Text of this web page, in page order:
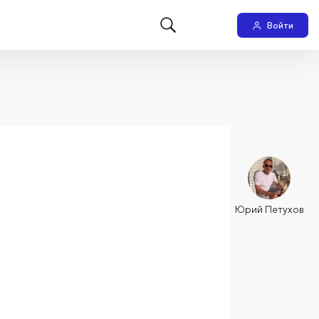
Войти
Юрий Петухов